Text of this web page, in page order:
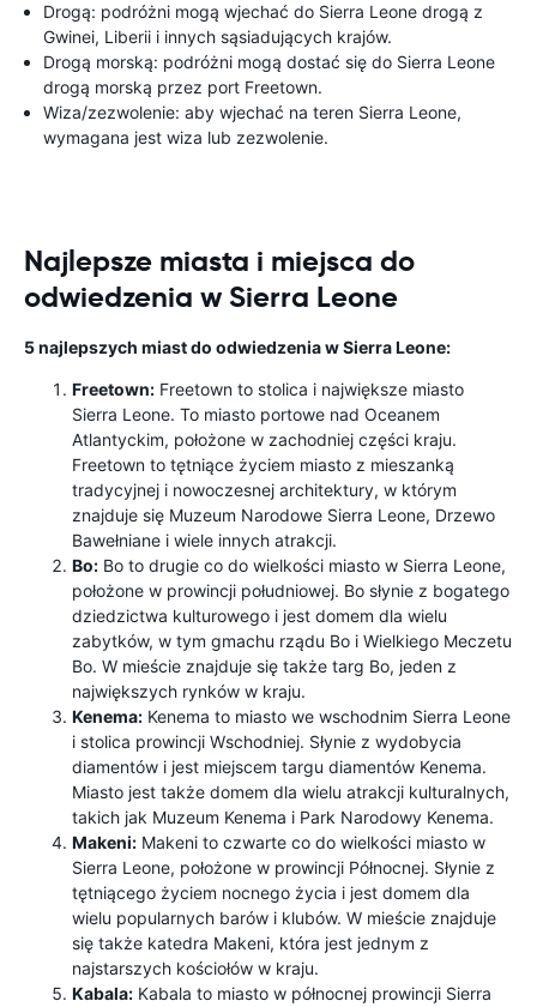
Drogą: podróżni mogą wjechać do Sierra Leone drogą z
Gwinei, Liberii i innych sąsiadujących krajów.
Drogą morską: podróżni mogą dostać się do Sierra Leone
drogą morską przez port Freetown.
Wiza/zezwolenie: aby wjechać na teren Sierra Leone,
wymagana jest wiza lub zezwolenie.
Najlepsze miasta i miejsca do
odwiedzenia w Sierra Leone
5 najlepszych miast do odwiedzenia w Sierra Leone:
Freetown: Freetown to stolica i największe miasto
Sierra Leone. To miasto portowe nad Oceanem
Atlantyckim, położone w zachodniej części kraju.
Freetown to tętniące życiem miasto z mieszanką
tradycyjnej i nowoczesnej architektury, w którym
znajduje się Muzeum Narodowe Sierra Leone, Drzewo
Bawełniane i wiele innych atrakcji.
Bo: Bo to drugie co do wielkości miasto w Sierra Leone,
położone w prowincji południowej. Bo słynie z bogatego
dziedzictwa kulturowego i jest domem dla wielu
zabytków, w tym gmachu rządu Bo i Wielkiego Meczetu
Bo. W mieście znajduje się także targ Bo, jeden z
największych rynków w kraju.
Kenema: Kenema to miasto we wschodnim Sierra Leone
i stolica prowincji Wschodniej. Słynie z wydobycia
diamentów i jest miejscem targu diamentów Kenema.
Miasto jest także domem dla wielu atrakcji kulturalnych,
takich jak Muzeum Kenema i Park Narodowy Kenema.
Makeni: Makeni to czwarte co do wielkości miasto w
Sierra Leone, położone w prowincji Północnej. Słynie z
tętniącego życiem nocnego życia i jest domem dla
wielu popularnych barów i klubów. W mieście znajduje
się także katedra Makeni, która jest jednym z
najstarszych kościołów w kraju.
Kabala: Kabala to miasto w północnej prowincji Sierra